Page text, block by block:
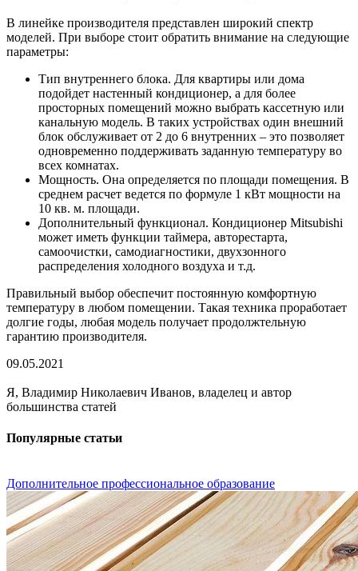
В линейке производителя представлен широкий спектр
моделей. При выборе стоит обратить внимание на следующие
параметры:
Тип внутреннего блока. Для квартиры или дома
подойдет настенный кондиционер, а для более
просторных помещений можно выбрать кассетную или
канальную модель. В таких устройствах один внешний
блок обслуживает от 2 до 6 внутренних – это позволяет
одновременно поддерживать заданную температуру во
всех комнатах.
Мощность. Она определяется по площади помещения. В
среднем расчет ведется по формуле 1 кВт мощности на
10 кв. м. площади.
Дополнительный функционал. Кондиционер Mitsubishi
может иметь функции таймера, авторестарта,
самоочистки, самодиагностики, двухзонного
распределения холодного воздуха и т.д.
Правильный выбор обеспечит постоянную комфортную
температуру в любом помещении. Такая техника проработает
долгие годы, любая модель получает продолжтельную
гарантию производителя.
09.05.2021
Я, Владимир Николаевич Иванов, владелец и автор
большинства статей
Популярные статьи
Дополнительное профессиональное образование